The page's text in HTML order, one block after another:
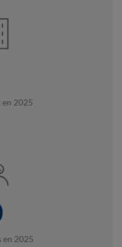
en 2025
en 2025